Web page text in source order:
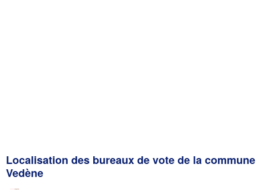
Localisation des bureaux de vote de la commune
Vedène